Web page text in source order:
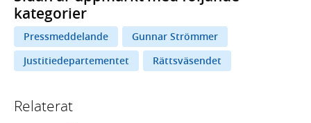
kategorier
Pressmeddelande
Gunnar Strömmer
Justitiedepartementet
Rättsväsendet
Relaterat